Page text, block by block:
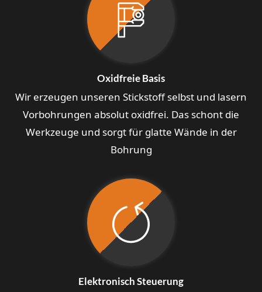
Oxidfreie Basis
Wir erzeugen unseren Stickstoff selbst und lasern
Vorbohrungen absolut oxidfrei. Das schont die
Werkzeuge und sorgt für glatte Wände in der
Bohrung
Elektronisch Steuerung